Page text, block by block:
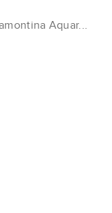
Aquar...